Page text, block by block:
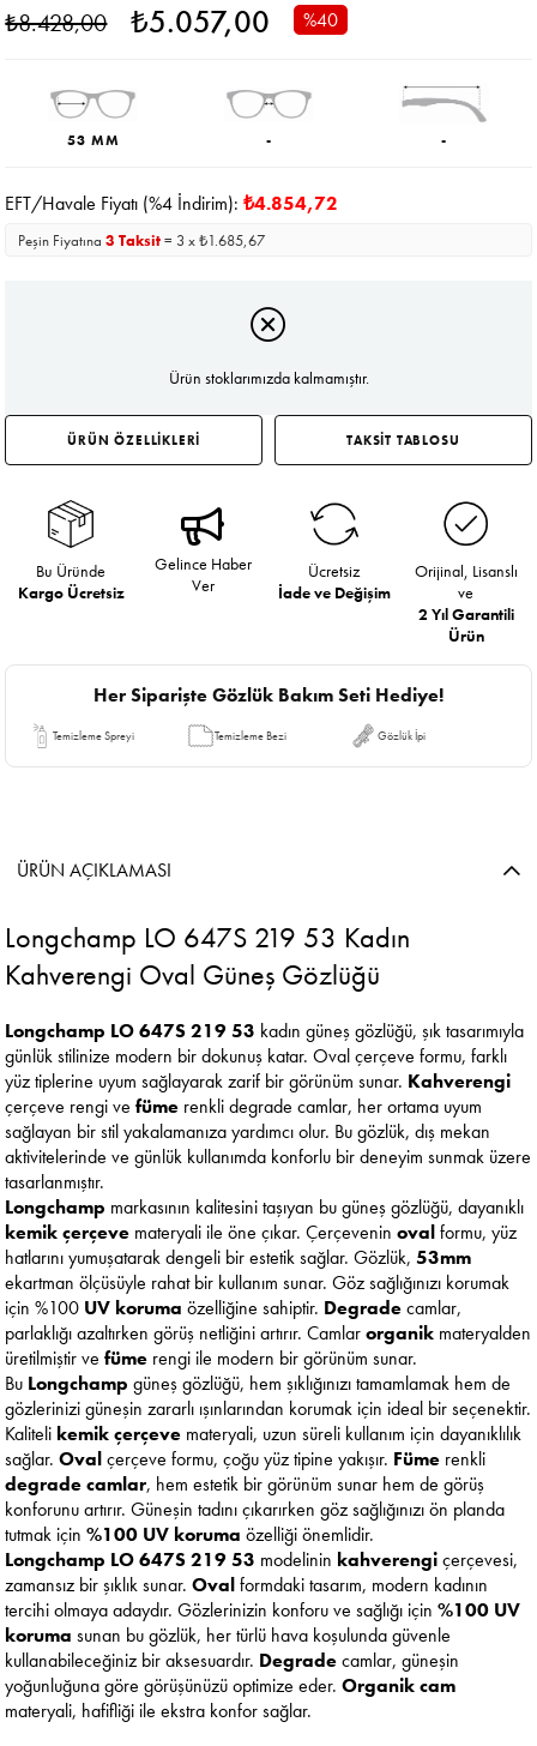
₺8.428,00 ₺5.057,00 %40
53 MM - -
EFT/Havale Fiyatı (%4 İndirim):₺4.854,72
Peşin Fiyatına3 Taksit= 3 x ₺1.685,67
Ürün stoklarımızda kalmamıştır.
ÜRÜN ÖZELLİKLERİ TAKSİT TABLOSU
Bu Üründe
Kargo Ücretsiz
Gelince Haber
Ver
Ücretsiz
İade ve Değişim
Orijinal, Lisanslı
ve
2 Yıl Garantili
Ürün
Her Siparişte Gözlük Bakım Seti Hediye!
Temizleme Spreyi Temizleme Bezi Gözlük İpi
ÜRÜN AÇIKLAMASI
Longchamp LO 647S 219 53 Kadın
Kahverengi Oval Güneş Gözlüğü
Longchamp LO 647S 219 53 kadın güneş gözlüğü, şık tasarımıyla
günlük stilinize modern bir dokunuş katar. Oval çerçeve formu, farklı
yüz tiplerine uyum sağlayarak zarif bir görünüm sunar. Kahverengi
çerçeve rengi vefüme renkli degrade camlar, her ortama uyum
sağlayan bir stil yakalamanıza yardımcı olur. Bu gözlük, dış mekan
aktivitelerinde ve günlük kullanımda konforlu bir deneyim sunmak üzere
tasarlanmıştır.
Longchamp markasının kalitesini taşıyan bu güneş gözlüğü, dayanıklı
kemik çerçeve materyali ile öne çıkar. Çerçeveninovalformu, yüz
hatlarını yumuşatarak dengeli bir estetik sağlar. Gözlük,53mm
ekartman ölçüsüyle rahat bir kullanım sunar. Göz sağlığınızı korumak
için %100 UV koruma özelliğine sahiptir. Degradecamlar,
parlaklığı azaltırken görüş netliğini artırır. Camlarorganik materyalden
üretilmiştir vefüme rengi ile modern bir görünüm sunar.
Bu Longchamp güneş gözlüğü, hem şıklığınızı tamamlamak hem de
gözlerinizi güneşin zararlı ışınlarından korumak için ideal bir seçenektir.
Kaliteli kemik çerçeve materyali, uzun süreli kullanım için dayanıklılık
sağlar.Ovalçerçeve formu, çoğu yüz tipine yakışır. Füme renkli
degrade camlar, hem estetik bir görünüm sunar hem de görüş
konforunu artırır. Güneşin tadını çıkarırken göz sağlığınızı ön planda
tutmak için%100 UV koruma özelliği önemlidir.
Longchamp LO 647S 219 53 modelinin kahverengiçerçevesi,
zamansız bir şıklık sunar.Ovalformdaki tasarım, modern kadının
tercihi olmaya adaydır. Gözlerinizin konforu ve sağlığı için%100 UV
koruma sunan bu gözlük, her türlü hava koşulunda güvenle
kullanabileceğiniz bir aksesuardır. Degradecamlar, güneşin
yoğunluğuna göre görüşünüzü optimize eder.Organik cam
materyali, hafifliği ile ekstra konfor sağlar.